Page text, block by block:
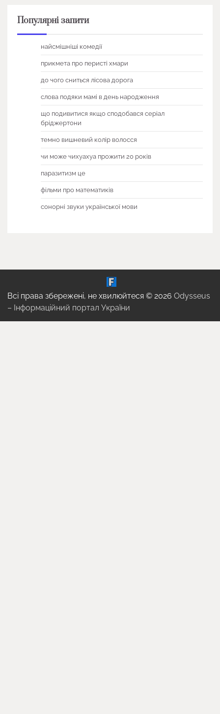
Популярні запити
найсмішніші комедії
прикмета про перисті хмари
до чого сниться лісова дорога
слова подяки мамі в день народження
що подивитися якщо сподобався серіал
бріджертони
темно вишневий колір волосся
чи може чихуахуа прожити 20 років
паразитизм це
фільми про математиків
сонорні звуки української мови
Всі права збережені, не хвилюйтеся © 2026 Odysseus
– Інформаційний портал України